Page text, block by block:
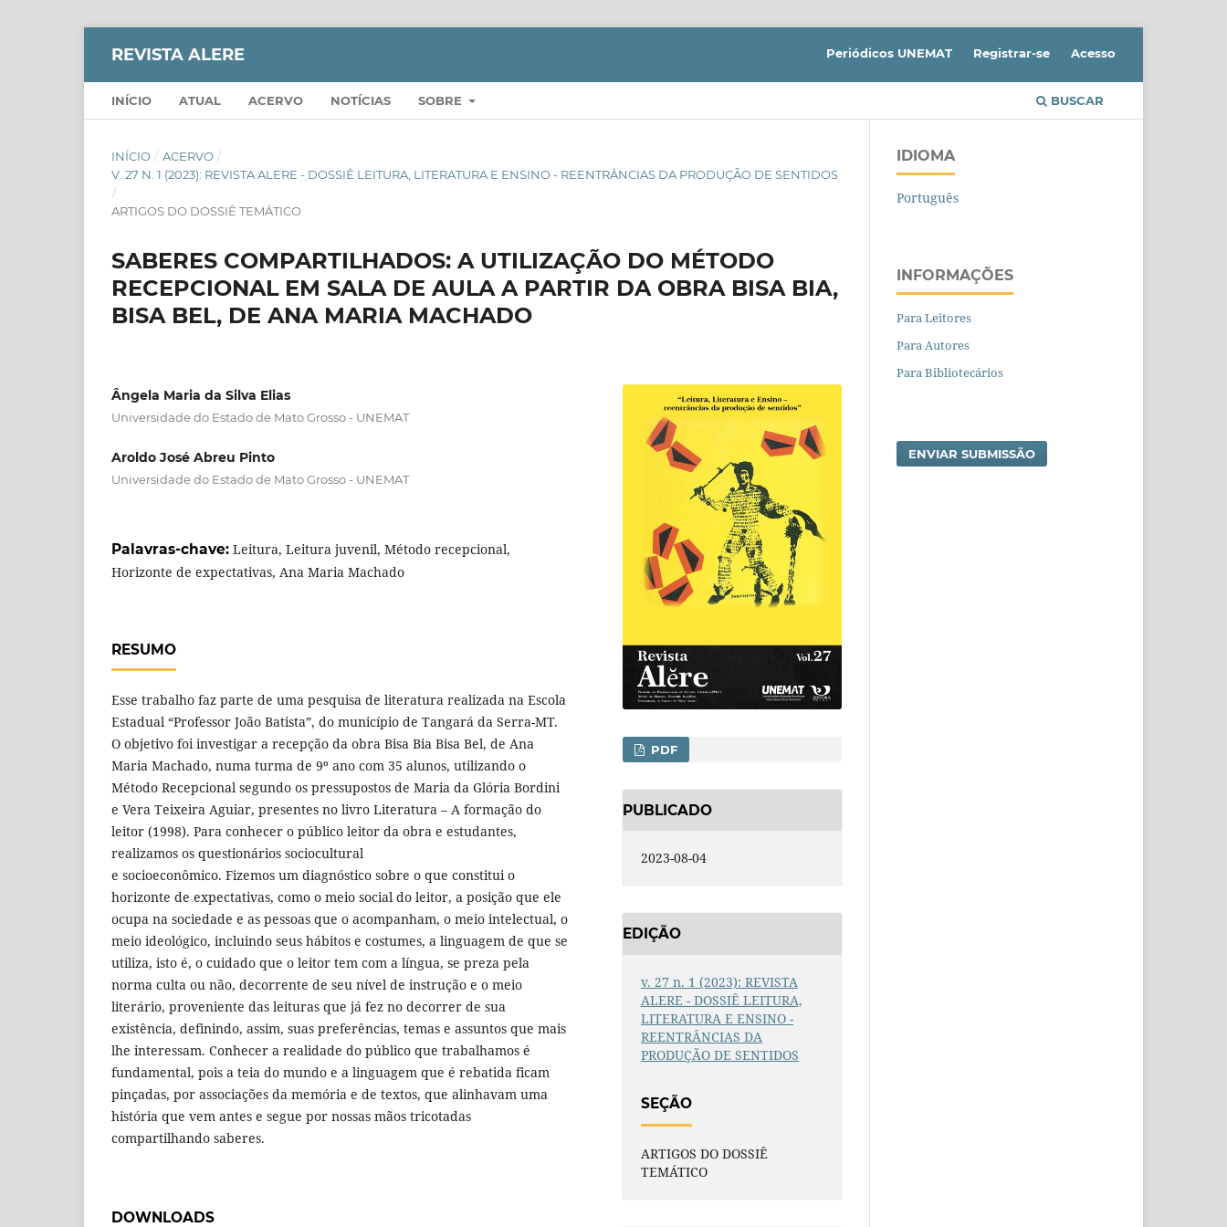
REVISTA ALERE
INÍCIO ATUAL ACERVO NOTÍCIAS SOBRE BUSCAR
Periódicos UNEMAT Registrar-se Acesso
INÍCIO / ACERVO /
V. 27 N. 1 (2023): REVISTA ALERE - DOSSIÊ LEITURA, LITERATURA E ENSINO - REENTRÂNCIAS DA PRODUÇÃO DE SENTIDOS
/
ARTIGOS DO DOSSIÊ TEMÁTICO
SABERES COMPARTILHADOS: A UTILIZAÇÃO DO MÉTODO
RECEPCIONAL EM SALA DE AULA A PARTIR DA OBRA BISA BIA,
BISA BEL, DE ANA MARIA MACHADO
Ângela Maria da Silva Elias
Universidade do Estado de Mato Grosso - UNEMAT
Aroldo José Abreu Pinto
Universidade do Estado de Mato Grosso - UNEMAT
Palavras-chave: Leitura, Leitura juvenil, Método recepcional,
Horizonte de expectativas, Ana Maria Machado
RESUMO
Esse trabalho faz parte de uma pesquisa de literatura realizada na Escola
Estadual “Professor João Batista”, do município de Tangará da Serra-MT.
O objetivo foi investigar a recepção da obra Bisa Bia Bisa Bel, de Ana
Maria Machado, numa turma de 9º ano com 35 alunos, utilizando o
Método Recepcional segundo os pressupostos de Maria da Glória Bordini
e Vera Teixeira Aguiar, presentes no livro Literatura – A formação do
leitor (1998). Para conhecer o público leitor da obra e estudantes,
realizamos os questionários sociocultural
e socioeconômico. Fizemos um diagnóstico sobre o que constitui o
horizonte de expectativas, como o meio social do leitor, a posição que ele
ocupa na sociedade e as pessoas que o acompanham, o meio intelectual, o
meio ideológico, incluindo seus hábitos e costumes, a linguagem de que se
utiliza, isto é, o cuidado que o leitor tem com a língua, se preza pela
norma culta ou não, decorrente de seu nível de instrução e o meio
literário, proveniente das leituras que já fez no decorrer de sua
existência, definindo, assim, suas preferências, temas e assuntos que mais
lhe interessam. Conhecer a realidade do público que trabalhamos é
fundamental, pois a teia do mundo e a linguagem que é rebatida ficam
pinçadas, por associações da memória e de textos, que alinhavam uma
história que vem antes e segue por nossas mãos tricotadas
compartilhando saberes.
DOWNLOADS
PDF
PUBLICADO
2023-08-04
EDIÇÃO
v. 27 n. 1 (2023): REVISTA
ALERE - DOSSIÊ LEITURA,
LITERATURA E ENSINO -
REENTRÂNCIAS DA
PRODUÇÃO DE SENTIDOS
SEÇÃO
ARTIGOS DO DOSSIÊ
TEMÁTICO
IDIOMA
Português
INFORMAÇÕES
Para Leitores
Para Autores
Para Bibliotecários
ENVIAR SUBMISSÃO